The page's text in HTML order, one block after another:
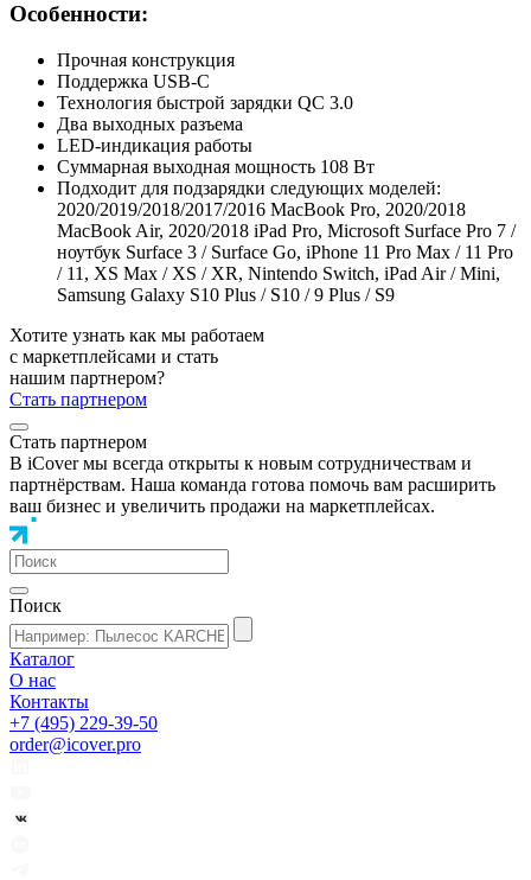
Особенности:
Прочная конструкция
Поддержка USB-C
Технология быстрой зарядки QC 3.0
Два выходных разъема
LED-индикация работы
Суммарная выходная мощность 108 Вт
Подходит для подзарядки следующих моделей:
2020/2019/2018/2017/2016 MacBook Pro, 2020/2018
MacBook Air, 2020/2018 iPad Pro, Microsoft Surface Pro 7 /
ноутбук Surface 3 / Surface Go, iPhone 11 Pro Max / 11 Pro
/ 11, XS Max / XS / XR, Nintendo Switch, iPad Air / Mini,
Samsung Galaxy S10 Plus / S10 / 9 Plus / S9
Хотите узнать как мы работаем
с маркетплейсами и стать
нашим партнером?
Стать партнером
Стать партнером
В iCover мы всегда открыты к новым сотрудничествам и
партнёрствам. Наша команда готова помочь вам расширить
ваш бизнес и увеличить продажи на маркетплейсах.
Поиск
Каталог
О нас
Контакты
+7 (495) 229-39-50
order@icover.pro